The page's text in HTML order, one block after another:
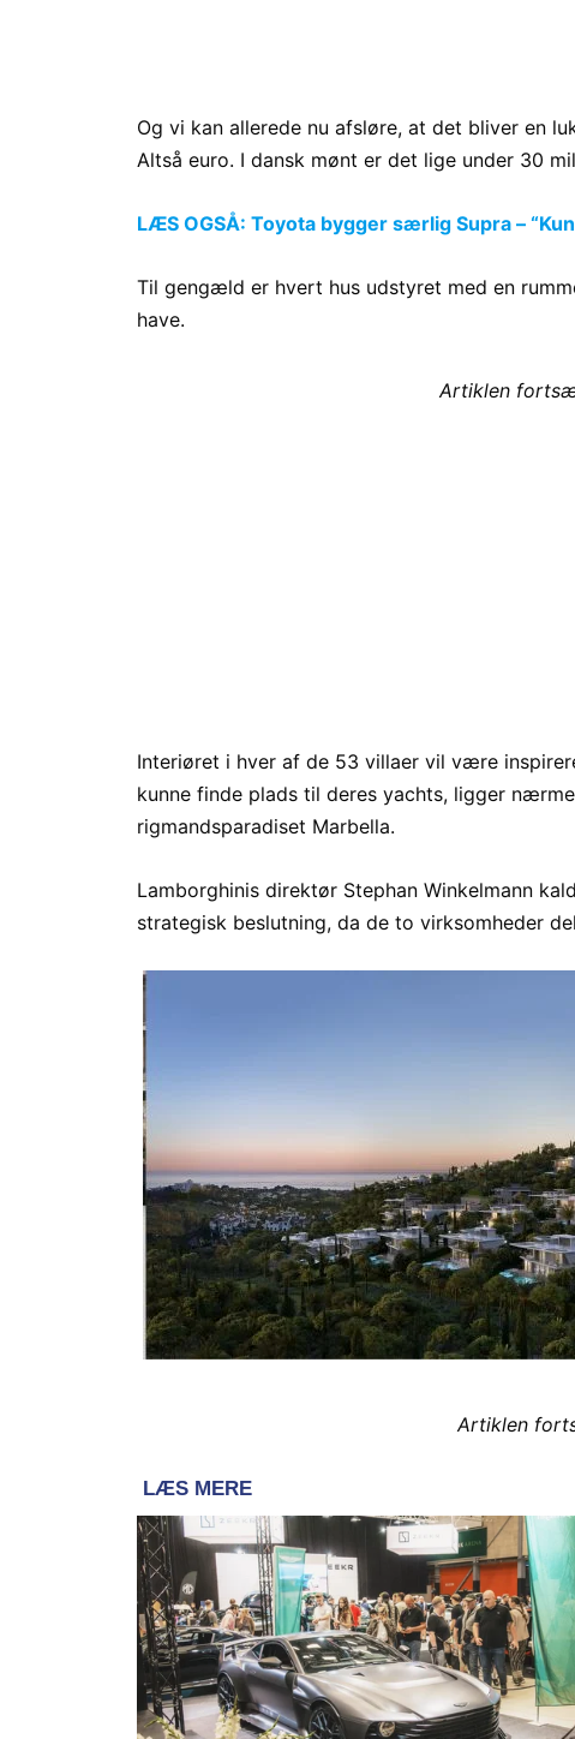
Og vi kan allerede nu afsløre, at det bliver en
Altså euro. I dansk mønt er det lige under 30
LÆS OGSÅ: Toyota bygger særlig Supra –
Til gengæld er hvert hus udstyret med en
have.
Artiklen
Interiøret i hver af de 53 villaer vil være
kunne finde plads til deres yachts, ligger
rigmandsparadiset Marbella.
Lamborghinis direktør Stephan Winkelmann
strategisk beslutning, da de to virksomheder
Artiklen